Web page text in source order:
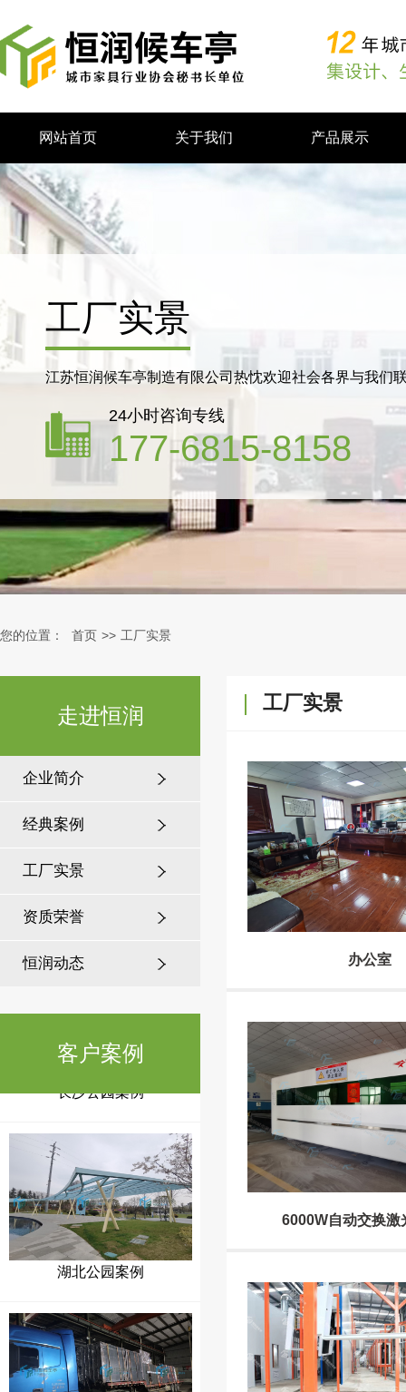
网站首页 关于我们 产品展示
工厂实景
江苏恒润候车亭制造有限公司热忱欢迎社会各界与我们
24小时咨询专线
177-6815-8158
您的位置： 首页 >> 工厂实景
走进恒润
企业简介
经典案例
工厂实景
资质荣誉
恒润动态
客户案例
庆阳候车亭案例
扬州乡镇公交候车亭
徐州公园案例
湖北公园案例
工厂实景
办公室
6000W自动交换激